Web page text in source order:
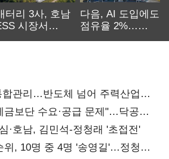
터리 3사, 호남
시장서
다음, AI 도입에도
점유율 2%…
합관리…반도체 넘어 주력산업
금보단 수요·공급 문제"…닥공
·호남, 김민석-정청래 '초접전'
, 10명 중 4명 '송영길'…정청래